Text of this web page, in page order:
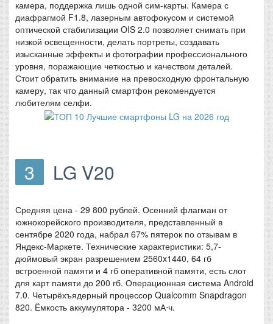
камера, поддержка лишь одной сим-карты. Камера с
диафрагмой F1.8, лазерным автофокусом и системой
оптической стабилизации OIS 2.0 позволяет снимать при
низкой освещенности, делать портреты, создавать
изысканные эффекты и фотографии профессионального
уровня, поражающие четкостью и качеством деталей.
Стоит обратить внимание на превосходную фронтальную
камеру, так что данный смартфон рекомендуется
любителям селфи.
3 LG V20
Средняя цена - 29 800 рублей. Осенний флагман от
южнокорейского производителя, представленный в
сентябре 2020 года, набрал 67% пятерок по отзывам в
Яндекс-Маркете. Технические характеристики: 5,7-
дюймовый экран разрешением 2560x1440, 64 гб
встроенной памяти и 4 гб оперативной памяти, есть слот
для карт памяти до 200 гб. Операционная система Android
7.0. Четырёхъядерный процессор Qualcomm Snapdragon
820. Ёмкость аккумулятора - 3200 мА⋅ч.